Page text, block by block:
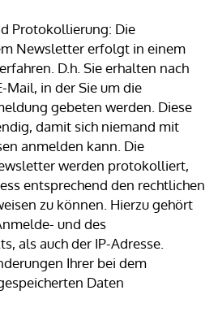
Protokollierung: Die
Newsletter erfolgt in einem
D.h. Sie erhalten nach
Mail, in der Sie um die
gebeten werden. Diese
damit sich niemand mit
anmelden kann. Die
werden protokolliert,
entsprechend den rechtlichen
zu können. Hierzu gehört
und des
als auch der IP-Adresse.
Ihrer bei dem
Daten